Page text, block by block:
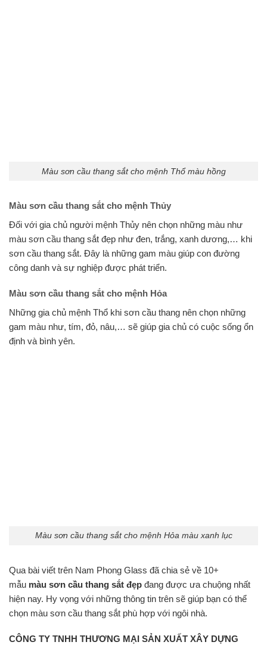
Màu sơn cầu thang sắt cho mệnh Thổ màu hồng
Màu sơn cầu thang sắt cho mệnh Thủy
Đối với gia chủ người mệnh Thủy nên chọn những màu như
màu sơn cầu thang sắt đẹp như đen, trắng, xanh dương,… khi
sơn cầu thang sắt. Đây là những gam màu giúp con đường
công danh và sự nghiệp được phát triển.
Màu sơn cầu thang sắt cho mệnh Hỏa
Những gia chủ mệnh Thổ khi sơn cầu thang nên chọn những
gam màu như, tím, đỏ, nâu,… sẽ giúp gia chủ có cuộc sống ổn
định và bình yên.
Màu sơn cầu thang sắt cho mệnh Hỏa màu xanh lục
Qua bài viết trên Nam Phong Glass đã chia sẻ về 10+
mẫu màu sơn cầu thang sắt đẹp đang được ưa chuộng nhất
hiện nay. Hy vọng với những thông tin trên sẽ giúp bạn có thể
chọn màu sơn cầu thang sắt phù hợp với ngôi nhà.
CÔNG TY TNHH THƯƠNG MẠI SẢN XUẤT XÂY DỰNG